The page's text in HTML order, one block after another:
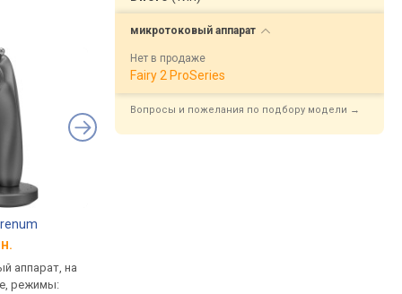
аппарат, на
режимы:
микротоковый аппарат
Нет в продаже
Fairy 2 ProSeries
Вопросы и пожелания по подбору модели →